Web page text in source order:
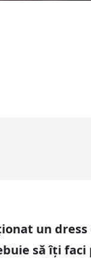
un dress
să îți